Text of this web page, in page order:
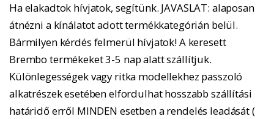
Ha elakadtok hívjatok, segítünk. JAVASLAT: alaposan
átnézni a kínálatot adott termékkategórián belül.
Bármilyen kérdés felmerül hívjatok! A keresett
Brembo termékeket 3-5 nap alatt szállítjuk.
Különlegességek vagy ritka modellekhez passzoló
alkatrészek esetében elfordulhat hosszabb szállítási
határidő erről MINDEN esetben a rendelés leadását (